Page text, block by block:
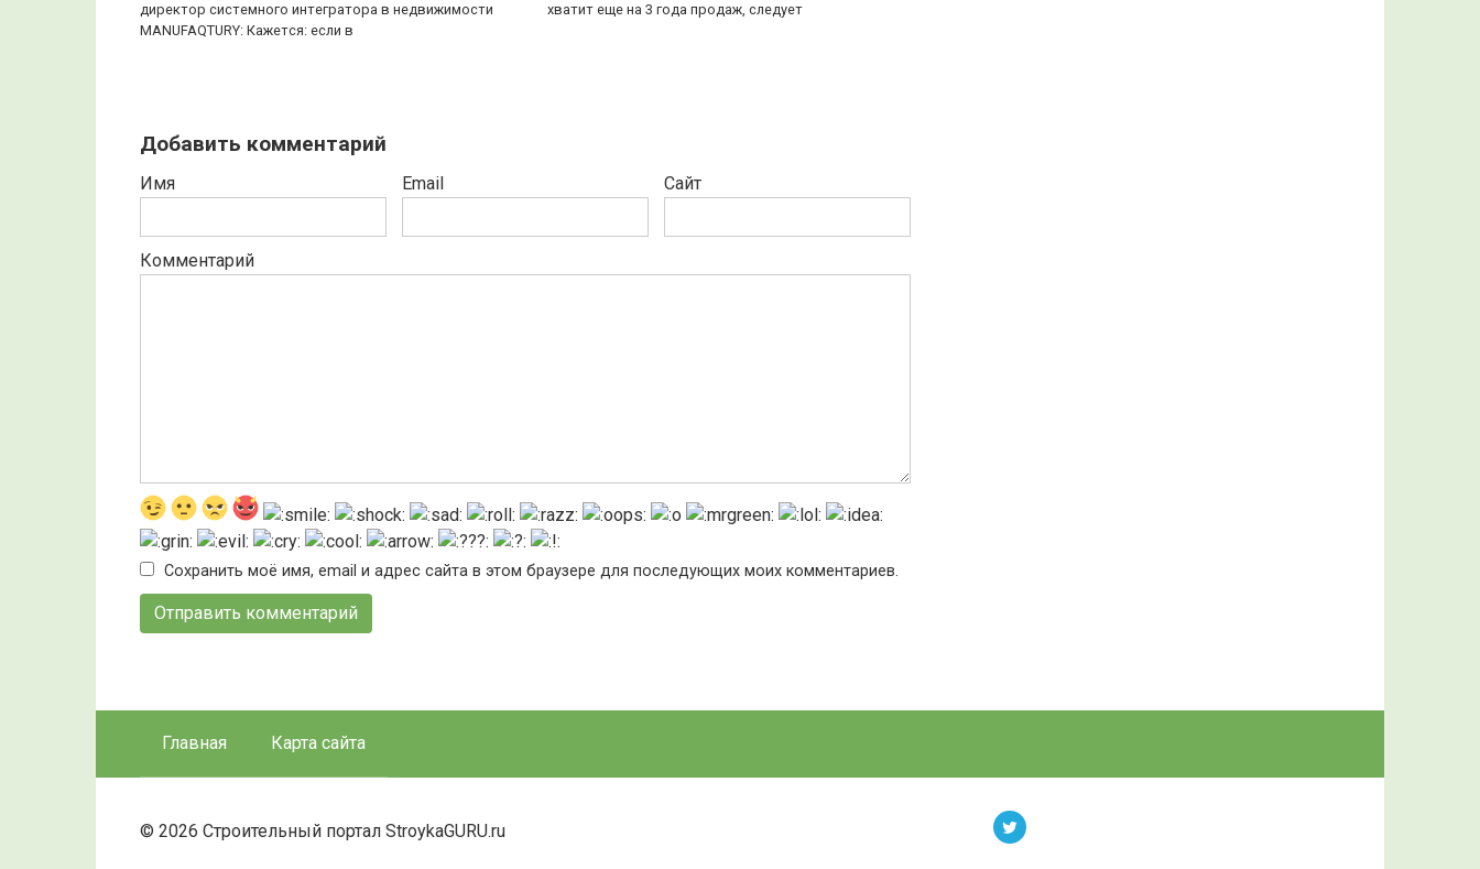
директор системного интегратора в недвижимости
MANUFAQTURY: Кажется: если в
хватит еще на 3 года продаж, следует
Добавить комментарий
Имя Email Сайт
Комментарий
Сохранить моё имя, email и адрес сайта в этом браузере для последующих моих комментариев.
Главная Карта сайта
© 2026 Строительный портал StroykaGURU.ru